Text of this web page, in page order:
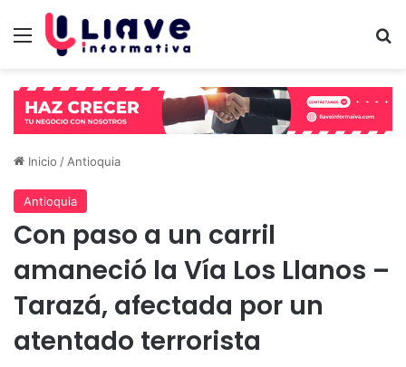
Menú
Inicio / Antioquia
Antioquia
Con paso a un carril
amaneció la Vía Los Llanos –
Tarazá, afectada por un
atentado terrorista